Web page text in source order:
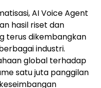
AI Voice Agent
hasil riset dan
terus dikembangkan
industri.
global terhadap
satu juta panggilan